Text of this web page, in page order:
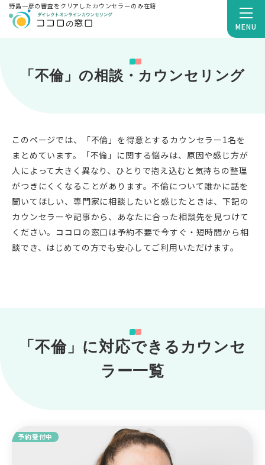
MENU
野島一彦の審査をクリアしたカウンセラーのみ在籍
「不倫」の相談・カウンセリング
このページでは、「不倫」を得意とするカウンセラー1名を
まとめています。「不倫」に関する悩みは、原因や感じ方が
人によって大きく異なり、ひとりで抱え込むと気持ちの整理
がつきにくくなることがあります。不倫について誰かに話を
聞いてほしい、専門家に相談したいと感じたときは、下記の
カウンセラーや記事から、あなたに合った相談先を見つけて
ください。ココロの窓口は予約不要で今すぐ・短時間から相
談でき、はじめての方でも安心してご利用いただけます。
「不倫」に対応できるカウンセ
ラー一覧
予約受付中